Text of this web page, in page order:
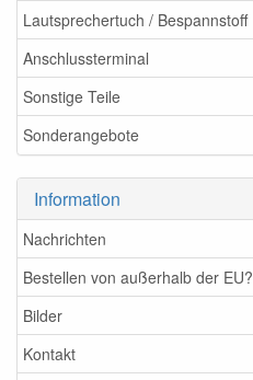
Lautsprechertuch / Bespannstoff
Anschlussterminal
Sonstige Teile
Sonderangebote
Information
Nachrichten
Bestellen von außerhalb der EU?
Bilder
Kontakt